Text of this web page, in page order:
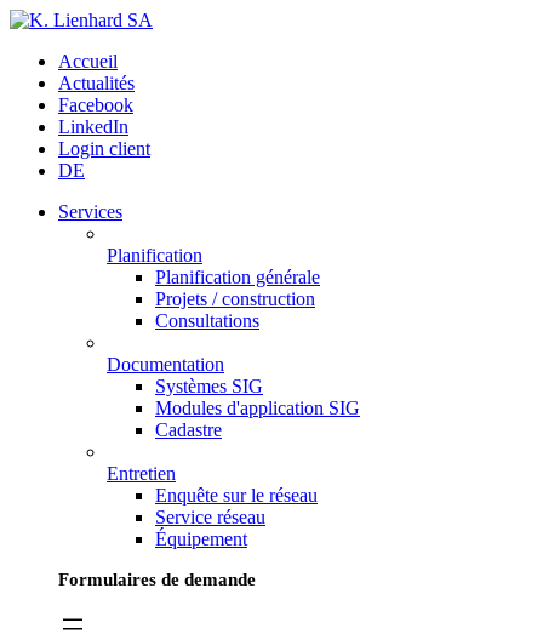
Accueil
Actualités
Facebook
LinkedIn
Login client
DE
Services
Planification
Planification générale
Projets / construction
Consultations
Documentation
Systèmes SIG
Modules d'application SIG
Cadastre
Entretien
Enquête sur le réseau
Service réseau
Équipement
Formulaires de demande